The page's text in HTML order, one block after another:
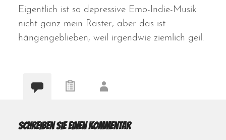
Eigentlich ist so depressive Emo-Indie-Musik
nicht ganz mein Raster, aber das ist
hängengeblieben, weil irgendwie ziemlich geil.
Schreiben Sie einen Kommentar